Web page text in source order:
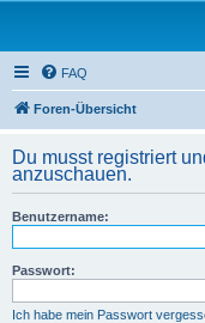
FAQ
Foren-Übersicht
Du musst registriert
anzuschauen.
Benutzername:
Passwort:
Ich habe mein Passwort